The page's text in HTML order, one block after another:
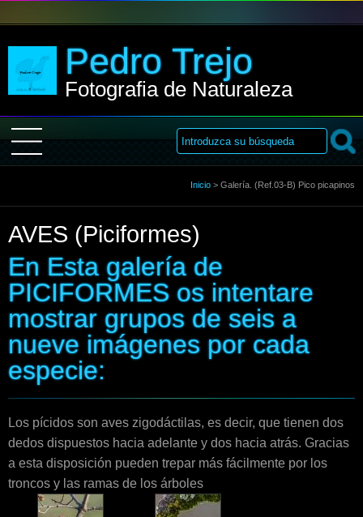
Pedro Trejo
Fotografia de Naturaleza
Sobre Mi
Galería
Libro de visitas
Enlaces
Blog
Videos
Inicio > Galería. (Ref.03-B) Pico picapinos
AVES (Piciformes)
En Esta galería de
PICIFORMES os intentare
mostrar grupos de seis a
nueve imágenes por cada
especie:
Los pícidos son aves zigodáctilas, es decir, que tienen dos
dedos dispuestos hacia adelante y dos hacia atrás. Gracias
a esta disposición pueden trepar más fácilmente por los
troncos y las ramas de los árboles